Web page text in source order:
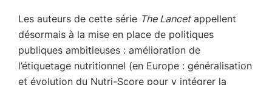
Les auteurs de cette série The Lancetappellent
désormais à la mise en place de politiques
publiques ambitieuses : amélioration de
l’étiquetage nutritionnel (en Europe : généralisation
et évolution du Nutri-Score pour y intégrer la